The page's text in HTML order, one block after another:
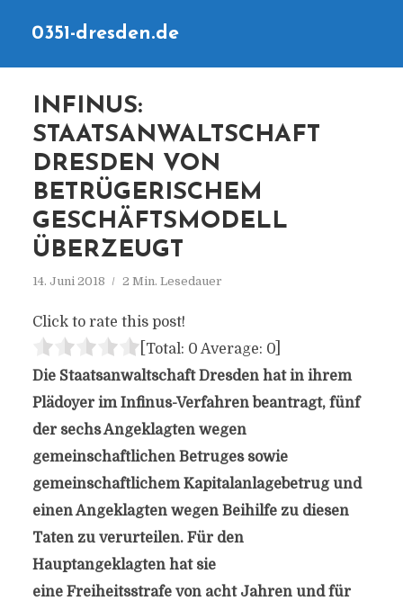
0351-dresden.de
INFINUS:
STAATSANWALTSCHAFT
DRESDEN VON
BETRÜGERISCHEM
GESCHÄFTSMODELL
ÜBERZEUGT
14. Juni 2018 2 Min. Lesedauer
Click to rate this post!
[Total: 0 Average: 0]
Die Staatsanwaltschaft Dresden hat in ihrem
Plädoyer im Infinus-Verfahren beantragt, fünf
der sechs Angeklagten wegen
gemeinschaftlichen Betruges sowie
gemeinschaftlichem Kapitalanlagebetrug und
einen Angeklagten wegen Beihilfe zu diesen
Taten zu verurteilen. Für den
Hauptangeklagten hat sie
eine Freiheitsstrafe von acht Jahren und für